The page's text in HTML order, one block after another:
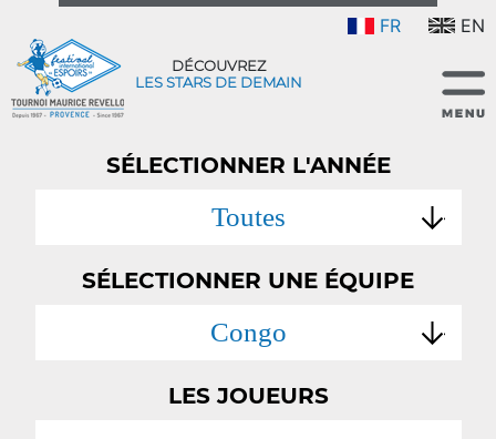
FR EN
DÉCOUVREZ
LES STARS DE DEMAIN
SÉLECTIONNER L'ANNÉE
Toutes
SÉLECTIONNER UNE ÉQUIPE
Congo
LES JOUEURS